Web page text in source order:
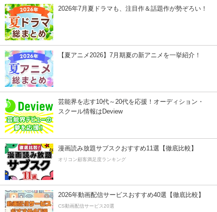
2026年7月夏ドラマも、注目作＆話題作が勢ぞろい！
【夏アニメ2026】7月期夏の新アニメを一挙紹介！
芸能界を志す10代～20代を応援！オーディション・
スクール情報はDeview
漫画読み放題サブスクおすすめ11選【徹底比較】
オリコン顧客満足度ランキング
2026年動画配信サービスおすすめ40選【徹底比較】
CS動画配信サービス20選